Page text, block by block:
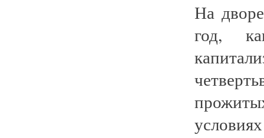
На
год,